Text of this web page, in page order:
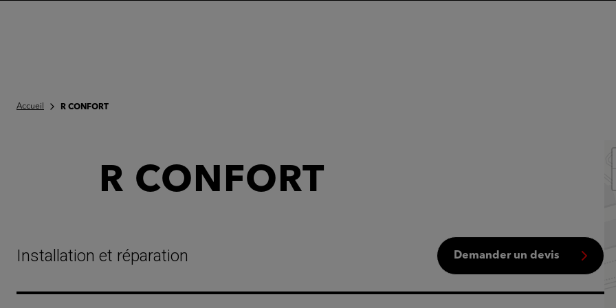
Accueil R CONFORT
R CONFORT
Installation et réparation Demander un devis